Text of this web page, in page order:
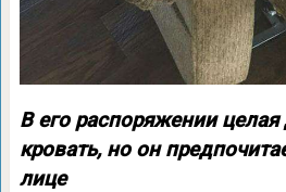
В его распоряжении целая
кровать, но он
лице